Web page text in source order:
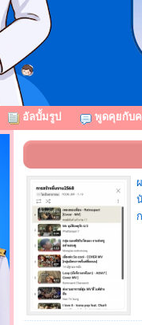
อัลบั้มรูป พูดคุยกับ